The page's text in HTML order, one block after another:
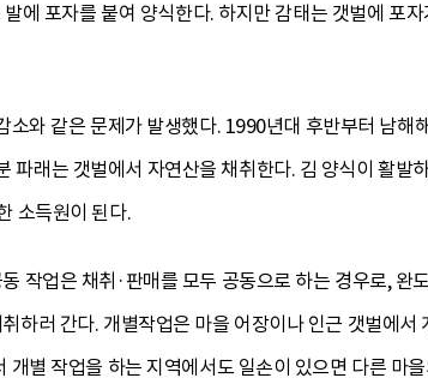
에 포자를 붙여 양식한다. 하지만 감태는 갯벌에 포
와 같은 문제가 발생했다. 1990년대 후반부터 남해
래는 갯벌에서 자연산을 채취한다. 김 양식이 활발
소득원이 된다.
작업은 채취·판매를 모두 공동으로 하는 경우로, 완
하러 간다. 개별작업은 마을 어장이나 인근 갯벌에서
별 작업을 하는 지역에서도 일손이 있으면 다른 마